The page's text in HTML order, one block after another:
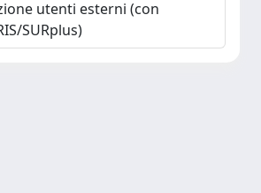
utenti esterni (con
SURplus)